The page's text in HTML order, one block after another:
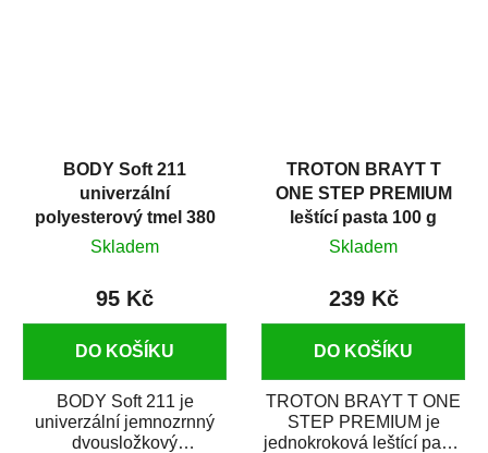
BODY Soft 211
univerzální
polyesterový tmel 380
g
Skladem
95 Kč
DO KOŠÍKU
BODY Soft 211 je
univerzální jemnozrnný
dvousložkový
TROTON BRAYT T
ONE STEP PREMIUM
leštící pasta 100 g
Skladem
239 Kč
DO KOŠÍKU
TROTON BRAYT T ONE
STEP PREMIUM je
jednokroková leštící pasta